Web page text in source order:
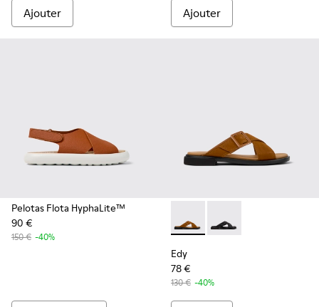
Ajouter Ajouter
Pelotas Flota HyphaLite™
90 €
150 € -40%
Edy - K201384-006 -
Edy - K201384-005
Edy
78 €
130 € -40%